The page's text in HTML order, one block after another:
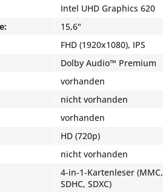
Intel UHD Graphics 620
15,6"
FHD (1920x1080), IPS
Dolby Audio™ Premium
vorhanden
nicht vorhanden
vorhanden
HD (720p)
nicht vorhanden
4-in-1-Kartenleser (MMC,
SDHC, SDXC)